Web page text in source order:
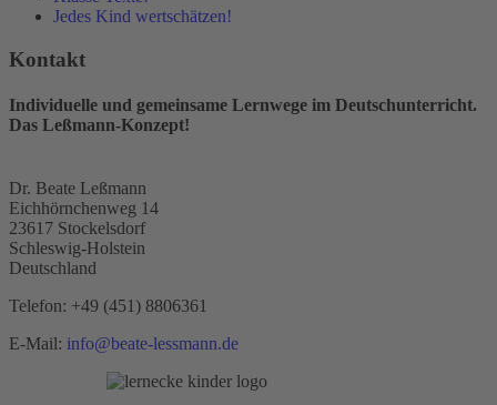
Jedes Kind wertschätzen!
Kontakt
Individuelle und gemeinsame Lernwege im Deutschunterricht.
Das Leßmann-Konzept!
Dr. Beate Leßmann
Eichhörnchenweg 14
23617 Stockelsdorf
Schleswig-Holstein
Deutschland
Telefon: +49 (451) 8806361
E-Mail: info@beate-lessmann.de